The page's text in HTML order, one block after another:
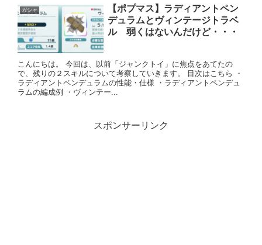
ガシャ
【ポプマス】ラディアントペン
デュラムとヴィンテージトラベ
ル 弱くはないんだけど・・・
こんにちは。 今回は、以前「ジャンクトイ」に焦点をあてたの
で、残りの２スキルについて考察していきます。 目次はこちら ・
ラディアントペンデュラムの性能・仕様 ・ラディアントペンデュ
ラムの編成例 ・ヴィンテー...
スポンサーリンク